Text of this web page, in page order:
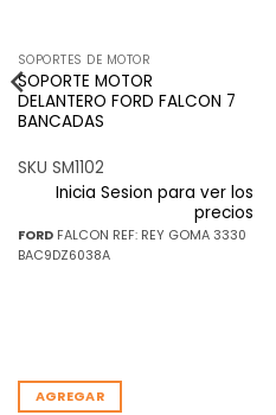
SOPORTES DE MOTOR
SOPORTE MOTOR
DELANTERO FORD FALCON 7
BANCADAS
SKU SM1102
Inicia Sesion para ver los
precios
FORDFALCON REF: REY GOMA 3330
BAC9DZ6038A
AGREGAR